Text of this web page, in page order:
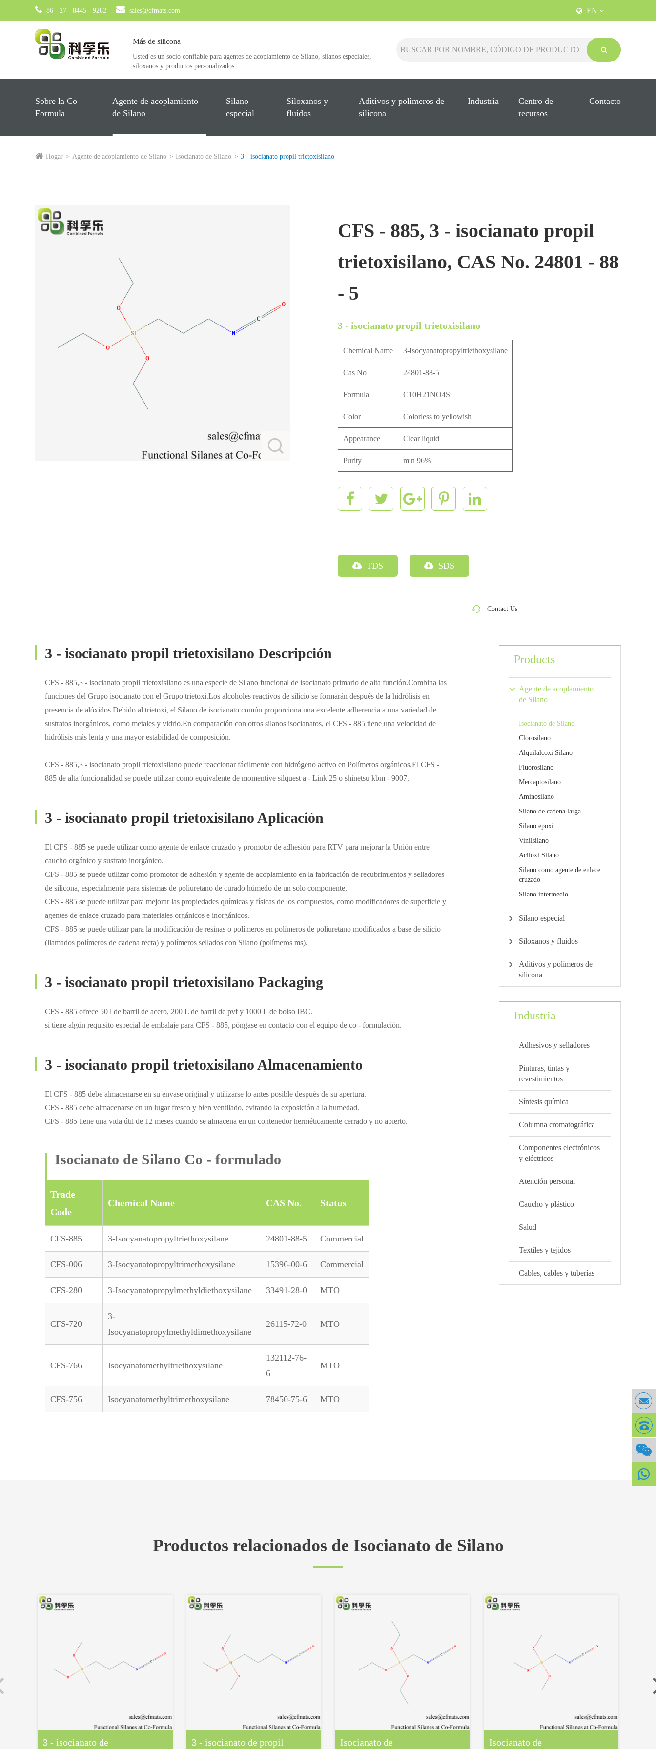
86 - 27 - 8445 - 9282 sales@cfmats.com EN
Más de silicona
Usted es un socio confiable para agentes de acoplamiento de Silano, silanos especiales,
siloxanos y productos personalizados.
Sobre la Co-
Formula
Agente de acoplamiento
de Silano
Silano
especial
Siloxanos y
fluidos
Aditivos y polímeros de
silicona
Industria
Centro de
recursos
Contacto
Hogar Agente de acoplamiento de Silano Isocianato de Silano 3 - isocianato propil trietoxisilano
CFS - 885, 3 - isocianato propil
trietoxisilano, CAS No. 24801 - 88
- 5
3 - isocianato propil trietoxisilano
Chemical Name 3-Isocyanatopropyltriethoxysilane
Cas No 24801-88-5
Formula C10H21NO4Si
Color Colorless to yellowish
Appearance Clear liquid
Purity min 96%
TDS SDS
Contact Us
3 - isocianato propil trietoxisilano Descripción
CFS - 885,3 - isocianato propil trietoxisilano es una especie de Silano funcional de isocianato primario de alta función.Combina las
funciones del Grupo isocianato con el Grupo trietoxi.Los alcoholes reactivos de silicio se formarán después de la hidrólisis en
presencia de alóxidos.Debido al trietoxi, el Silano de isocianato común proporciona una excelente adherencia a una variedad de
sustratos inorgánicos, como metales y vidrio.En comparación con otros silanos isocianatos, el CFS - 885 tiene una velocidad de
hidrólisis más lenta y una mayor estabilidad de composición.
CFS - 885,3 - isocianato propil trietoxisilano puede reaccionar fácilmente con hidrógeno activo en Polímeros orgánicos.El CFS -
885 de alta funcionalidad se puede utilizar como equivalente de momentive silquest a - Link 25 o shinetsu kbm - 9007.
3 - isocianato propil trietoxisilano Aplicación
El CFS - 885 se puede utilizar como agente de enlace cruzado y promotor de adhesión para RTV para mejorar la Unión entre
caucho orgánico y sustrato inorgánico.
CFS - 885 se puede utilizar como promotor de adhesión y agente de acoplamiento en la fabricación de recubrimientos y selladores
de silicona, especialmente para sistemas de poliuretano de curado húmedo de un solo componente.
CFS - 885 se puede utilizar para mejorar las propiedades químicas y físicas de los compuestos, como modificadores de superficie y
agentes de enlace cruzado para materiales orgánicos e inorgánicos.
CFS - 885 se puede utilizar para la modificación de resinas o polímeros en polímeros de poliuretano modificados a base de silicio
(llamados polímeros de cadena recta) y polímeros sellados con Silano (polímeros ms).
3 - isocianato propil trietoxisilano Packaging
CFS - 885 ofrece 50 l de barril de acero, 200 L de barril de pvf y 1000 L de bolso IBC.
si tiene algún requisito especial de embalaje para CFS - 885, póngase en contacto con el equipo de co - formulación.
3 - isocianato propil trietoxisilano Almacenamiento
El CFS - 885 debe almacenarse en su envase original y utilizarse lo antes posible después de su apertura.
CFS - 885 debe almacenarse en un lugar fresco y bien ventilado, evitando la exposición a la humedad.
CFS - 885 tiene una vida útil de 12 meses cuando se almacena en un contenedor herméticamente cerrado y no abierto.
Isocianato de Silano Co - formulado
Trade
Code
Chemical Name CAS No. Status
CFS-885 3-Isocyanatopropyltriethoxysilane 24801-88-5 Commercial
CFS-006 3-Isocyanatopropyltrimethoxysilane 15396-00-6 Commercial
CFS-280 3-Isocyanatopropylmethyldiethoxysilane 33491-28-0 MTO
CFS-720
3-
Isocyanatopropylmethyldimethoxysilane
26115-72-0 MTO
CFS-766 Isocyanatomethyltriethoxysilane
132112-76-
6
MTO
CFS-756 Isocyanatomethyltrimethoxysilane 78450-75-6 MTO
Products
Agente de acoplamiento
de Silano
Isocianato de Silano
Clorosilano
Alquilalcoxi Silano
Fluorosilano
Mercaptosilano
Aminosilano
Silano de cadena larga
Silano epoxi
Vinilsilano
Aciloxi Silano
Silano como agente de enlace
cruzado
Silano intermedio
Silano especial
Siloxanos y fluidos
Aditivos y polímeros de
silicona
Industria
Adhesivos y selladores
Pinturas, tintas y
revestimientos
Síntesis química
Columna cromatográfica
Componentes electrónicos
y eléctricos
Atención personal
Caucho y plástico
Salud
Textiles y tejidos
Cables, cables y tuberías
Productos relacionados de Isocianato de Silano
3 - isocianato de 3 - isocianato de propil Isocianato de Isocianato de